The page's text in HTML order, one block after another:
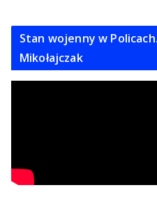
Stan wojenny w
Mikołajczak